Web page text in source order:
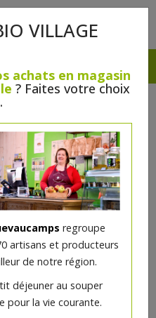
VILLAGE
achats en magasin
? Faites votre choix
regroupe
artisans et producteurs
de notre région.
déjeuner au souper
pour la vie courante.